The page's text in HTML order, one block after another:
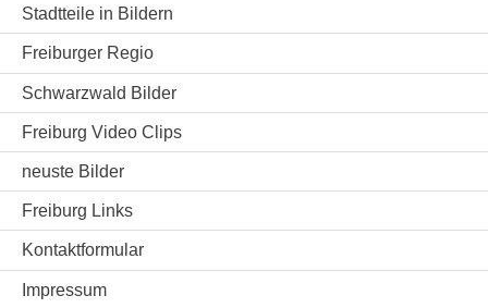
Stadtteile in Bildern
Freiburger Regio
Schwarzwald Bilder
Freiburg Video Clips
neuste Bilder
Freiburg Links
Kontaktformular
Impressum